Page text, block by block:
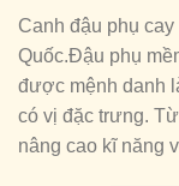
Canh đậu phụ
Quốc.Đậu phụ
được mệnh danh
có vị đặc trưng.
nâng cao kĩ năng